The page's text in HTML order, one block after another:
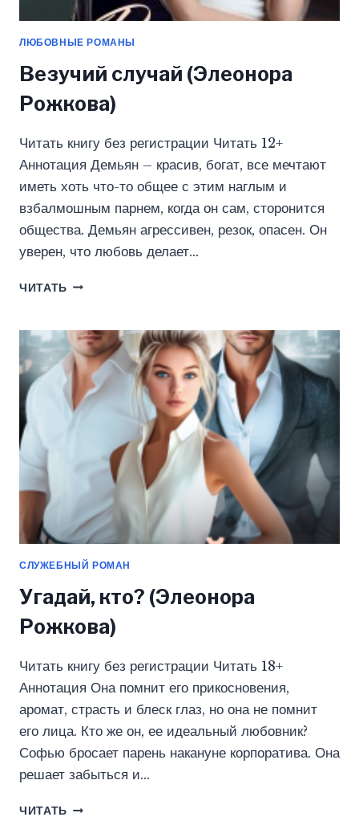
ЛЮБОВНЫЕ РОМАНЫ
Везучий случай (Элеонора
Рожкова)
Читать книгу без регистрации Читать 12+
Аннотация Демьян – красив, богат, все мечтают
иметь хоть что-то общее с этим наглым и
взбалмошным парнем, когда он сам, сторонится
общества. Демьян агрессивен, резок, опасен. Он
уверен, что любовь делает…
ЧИТАТЬ ВЕЗУЧИЙ
РОЖКОВА)
СЛУЖЕБНЫЙ РОМАН
Угадай, кто? (Элеонора
Рожкова)
Читать книгу без регистрации Читать 18+
Аннотация Она помнит его прикосновения,
аромат, страсть и блеск глаз, но она не помнит
его лица. Кто же он, ее идеальный любовник?
Софью бросает парень накануне корпоратива. Она
решает забыться и…
ЧИТАТЬ УГАДАЙ,